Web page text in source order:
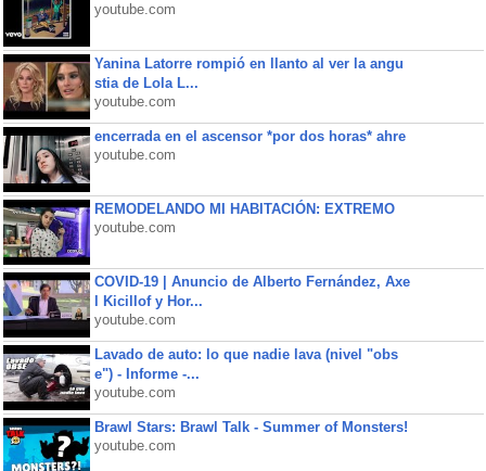
youtube.com
Yanina Latorre rompió en llanto al ver la angu
stia de Lola L...
youtube.com
encerrada en el ascensor *por dos horas* ahre
youtube.com
REMODELANDO MI HABITACIÓN: EXTREMO
youtube.com
COVID-19 | Anuncio de Alberto Fernández, Axe
l Kicillof y Hor...
youtube.com
Lavado de auto: lo que nadie lava (nivel "obs
e") - Informe -...
youtube.com
Brawl Stars: Brawl Talk - Summer of Monsters!
youtube.com